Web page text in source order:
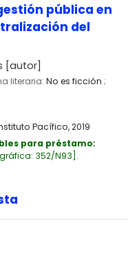
pública en
del
[autor]
literaria: No es ficción ;
Pacífico,2019
para préstamo:
352/N93 .